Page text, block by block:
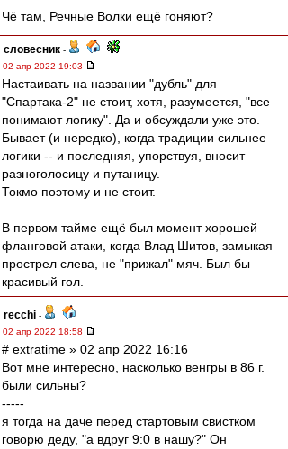
Чё там, Речные Волки ещё гоняют?
словесник -
02 апр 2022 19:03
Настаивать на названии "дубль" для
"Спартака-2" не стоит, хотя, разумеется, "все
понимают логику". Да и обсуждали уже это.
Бывает (и нередко), когда традиции сильнее
логики -- и последняя, упорствуя, вносит
разноголосицу и путаницу.
Токмо поэтому и не стоит.
В первом тайме ещё был момент хорошей
фланговой атаки, когда Влад Шитов, замыкая
прострел слева, не "прижал" мяч. Был бы
красивый гол.
recchi -
02 апр 2022 18:58
# extratime » 02 апр 2022 16:16
Вот мне интересно, насколько венгры в 86 г.
были сильны?
-----
я тогда на даче перед стартовым свистком
говорю деду, "а вдруг 9:0 в нашу?" Он